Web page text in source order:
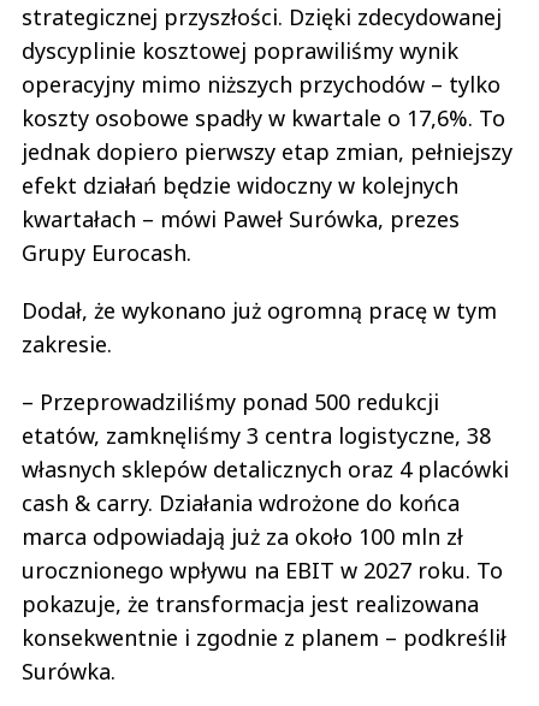
strategicznej przyszłości. Dzięki zdecydowanej
dyscyplinie kosztowej poprawiliśmy wynik
operacyjny mimo niższych przychodów – tylko
koszty osobowe spadły w kwartale o 17,6%. To
jednak dopiero pierwszy etap zmian, pełniejszy
efekt działań będzie widoczny w kolejnych
kwartałach – mówi Paweł Surówka, prezes
Grupy Eurocash.
Dodał, że wykonano już ogromną pracę w tym
zakresie.
– Przeprowadziliśmy ponad 500 redukcji
etatów, zamknęliśmy 3 centra logistyczne, 38
własnych sklepów detalicznych oraz 4 placówki
cash & carry. Działania wdrożone do końca
marca odpowiadają już za około 100 mln zł
urocznionego wpływu na EBIT w 2027 roku. To
pokazuje, że transformacja jest realizowana
konsekwentnie i zgodnie z planem – podkreślił
Surówka.